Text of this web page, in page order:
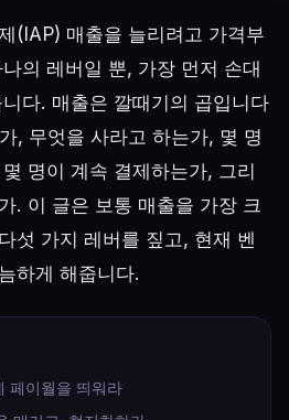
(IAP) 매출을 늘리려고 가격부
의 레버일 뿐, 가장 먼저 손대
다. 매출은 깔때기의 곱입니다
, 무엇을 사라고 하는가, 몇 명
명이 계속 결제하는가, 그리
. 이 글은 보통 매출을 가장 크
섯 가지 레버를 짚고, 현재 벤
하게 해줍니다.
페이월을 띄워라